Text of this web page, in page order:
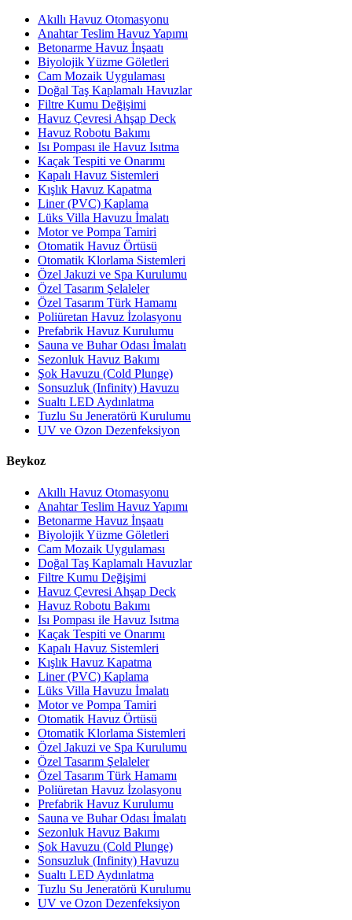
Akıllı Havuz Otomasyonu
Anahtar Teslim Havuz Yapımı
Betonarme Havuz İnşaatı
Biyolojik Yüzme Göletleri
Cam Mozaik Uygulaması
Doğal Taş Kaplamalı Havuzlar
Filtre Kumu Değişimi
Havuz Çevresi Ahşap Deck
Havuz Robotu Bakımı
Isı Pompası ile Havuz Isıtma
Kaçak Tespiti ve Onarımı
Kapalı Havuz Sistemleri
Kışlık Havuz Kapatma
Liner (PVC) Kaplama
Lüks Villa Havuzu İmalatı
Motor ve Pompa Tamiri
Otomatik Havuz Örtüsü
Otomatik Klorlama Sistemleri
Özel Jakuzi ve Spa Kurulumu
Özel Tasarım Şelaleler
Özel Tasarım Türk Hamamı
Poliüretan Havuz İzolasyonu
Prefabrik Havuz Kurulumu
Sauna ve Buhar Odası İmalatı
Sezonluk Havuz Bakımı
Şok Havuzu (Cold Plunge)
Sonsuzluk (Infinity) Havuzu
Sualtı LED Aydınlatma
Tuzlu Su Jeneratörü Kurulumu
UV ve Ozon Dezenfeksiyon
Beykoz
Akıllı Havuz Otomasyonu
Anahtar Teslim Havuz Yapımı
Betonarme Havuz İnşaatı
Biyolojik Yüzme Göletleri
Cam Mozaik Uygulaması
Doğal Taş Kaplamalı Havuzlar
Filtre Kumu Değişimi
Havuz Çevresi Ahşap Deck
Havuz Robotu Bakımı
Isı Pompası ile Havuz Isıtma
Kaçak Tespiti ve Onarımı
Kapalı Havuz Sistemleri
Kışlık Havuz Kapatma
Liner (PVC) Kaplama
Lüks Villa Havuzu İmalatı
Motor ve Pompa Tamiri
Otomatik Havuz Örtüsü
Otomatik Klorlama Sistemleri
Özel Jakuzi ve Spa Kurulumu
Özel Tasarım Şelaleler
Özel Tasarım Türk Hamamı
Poliüretan Havuz İzolasyonu
Prefabrik Havuz Kurulumu
Sauna ve Buhar Odası İmalatı
Sezonluk Havuz Bakımı
Şok Havuzu (Cold Plunge)
Sonsuzluk (Infinity) Havuzu
Sualtı LED Aydınlatma
Tuzlu Su Jeneratörü Kurulumu
UV ve Ozon Dezenfeksiyon